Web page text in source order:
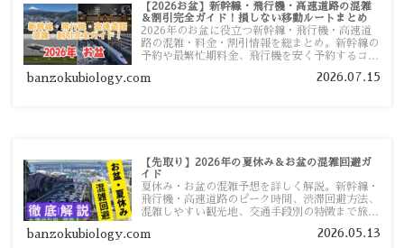
【2026お盆】新幹線・飛行機・高速道路の混雑
＆割引完全ガイド！損しない移動ルートまとめ
2026年のお盆に役立つ新幹線・飛行機・高速道
路の混雑・料金・割引情報を総まとめ。新幹線の
予約や最繁忙期料金、飛行機を安く予約するコ
い移動方法を分かりやすく解説します。
banzokubiology.com 2026.07.15
【先取り】2026年の夏休み＆お盆の混雑回避ガ
イド
夏休み・お盆の混雑予想を詳しく解説。新幹線・
飛行機・高速道路のピーク時間、渋滞回避方法、
混雑しやすい観光地、交通手段別の特徴まで旅行
banzokubiology.com 2026.05.13